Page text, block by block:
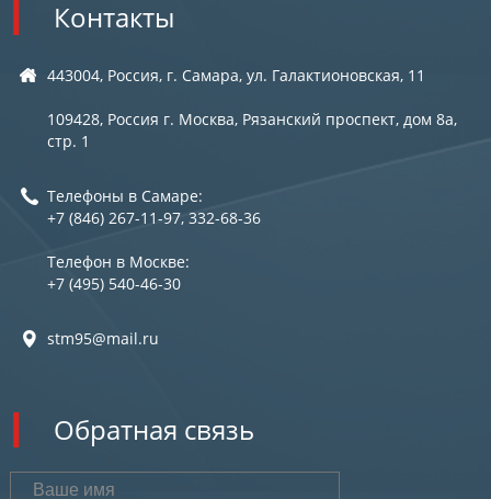
Контакты
443004, Россия, г. Самара, ул. Галактионовская, 11
109428, Россия г. Москва, Рязанский проспект, дом 8а,
стр. 1
Телефоны в Самаре:
+7 (846) 267-11-97, 332-68-36
Телефон в Москве:
+7 (495) 540-46-30
stm95@mail.ru
Обратная связь